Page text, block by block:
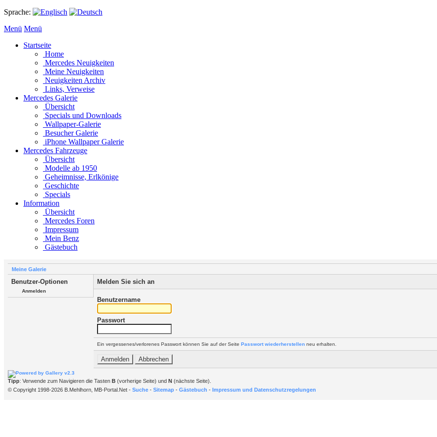
Sprache:
Menü Menü
Startseite
Home
Mercedes Neuigkeiten
Meine Neuigkeiten
Neuigkeiten Archiv
Links, Verweise
Mercedes Galerie
Übersicht
Specials und Downloads
Wallpaper-Galerie
Besucher Galerie
iPhone Wallpaper Galerie
Mercedes Fahrzeuge
Übersicht
Modelle ab 1950
Geheimnisse, Erlkönige
Geschichte
Specials
Information
Übersicht
Mercedes Foren
Impressum
Mein Benz
Gästebuch
Meine Galerie
Benutzer-Optionen
Anmelden
Melden Sie sich an
Benutzername
Passwort
Ein vergessenes/verlorenes Passwort können Sie auf der Seite Passwort wiederherstellen neu erhalten.
Tipp: Verwende zum Navigieren die Tasten B (vorherige Seite) und N (nächste Seite).
© Copyright 1998-2026 B.Mehlhorn, MB-Portal.Net - Suche - Sitemap - Gästebuch - Impressum und Datenschutzregelungen